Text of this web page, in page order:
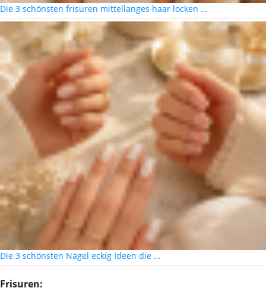
Die 3 schönsten frisuren mittellanges haar locken …
Die 3 schönsten Nägel eckig Ideen die …
Frisuren: